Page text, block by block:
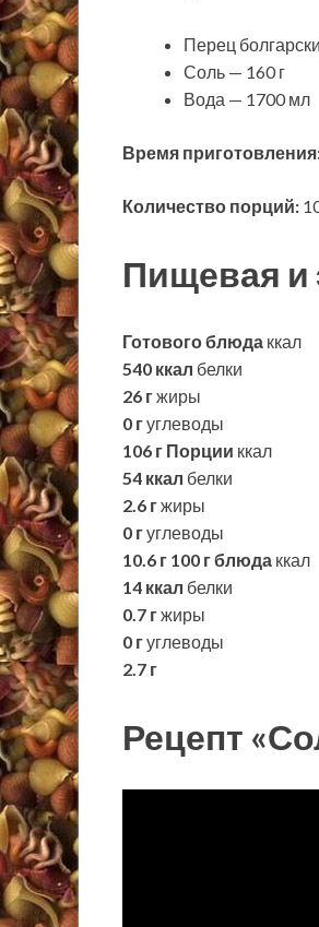
Перец
Соль — 160 г
Вода — 1700 мл
Время
Количество порций:
Пищевая и
Готового блюда ккал
540 ккал белки
26 гжиры
0 гуглеводы
106 г Порции ккал
54 ккал белки
2.6 гжиры
0 гуглеводы
10.6 г 100 г блюда ккал
14 ккал белки
0.7 гжиры
0 гуглеводы
2.7 г
Рецепт